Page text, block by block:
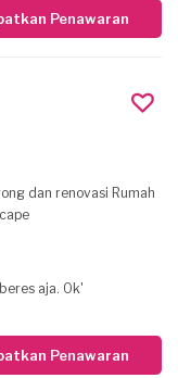
Penawaran
dan renovasi Rumah
aja. Ok'
Penawaran